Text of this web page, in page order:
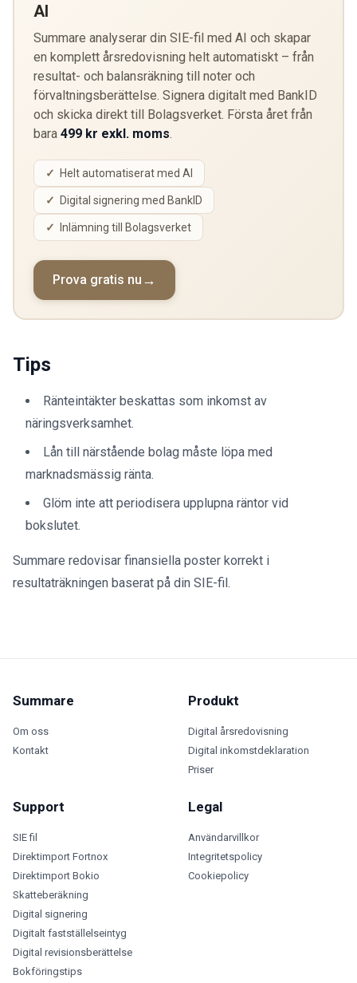
AI
Summare analyserar din SIE-fil med AI och skapar
en komplett årsredovisning helt automatiskt – från
resultat- och balansräkning till noter och
förvaltningsberättelse. Signera digitalt med BankID
och skicka direkt till Bolagsverket. Första året från
bara 499 kr exkl. moms
Helt automatiserat med AI
Digital signering med BankID
Inlämning till Bolagsverket
Prova gratis nu
Tips
Ränteintäkter beskattas som inkomst av
näringsverksamhet.
Lån till närstående bolag måste löpa med
marknadsmässig ränta.
Glöm inte att periodisera upplupna räntor vid
bokslutet.
Summare redovisar finansiella poster korrekt i
resultaträkningen baserat på din SIE-fil.
Summare
Om oss
Kontakt
Produkt
Digital årsredovisning
Digital inkomstdeklaration
Priser
Support
SIE fil
Direktimport Fortnox
Direktimport Bokio
Skatteberäkning
Digital signering
Digitalt fastställelseintyg
Digital revisionsberättelse
Bokföringstips
Legal
Användarvillkor
Integritetspolicy
Cookiepolicy